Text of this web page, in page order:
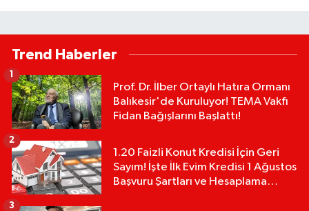
Trend Haberler
Prof. Dr. İlber Ortaylı Hatıra Ormanı
Balıkesir'de Kuruluyor! TEMA Vakfı
Fidan Bağışlarını Başlattı!
1
1.20 Faizli Konut Kredisi İçin Geri
Sayım! İşte İlk Evim Kredisi 1 Ağustos
Başvuru Şartları ve Hesaplama
2
3